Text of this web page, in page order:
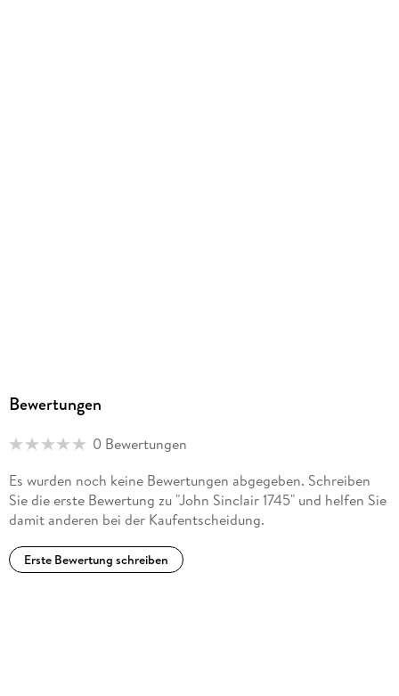
Bewertungen
0 Bewertungen
Es wurden noch keine Bewertungen abgegeben. Schreiben
Sie die erste Bewertung zu "John Sinclair 1745" und helfen Sie
damit anderen bei der Kaufentscheidung.
Erste Bewertung schreiben